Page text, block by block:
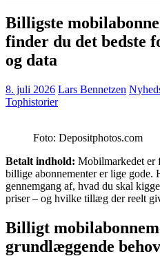
Billigste
finder du det bedste
og data
8. juli 2026 Lars Bennetzen
Tophistorier
Foto: Depositphotos.com
Betalt indhold: Mobilmarkedet er
billige abonnementer er lige gode.
gennemgang af, hvad du skal
priser – og hvilke tillæg der reelt
Billigt
grundlæggende behov